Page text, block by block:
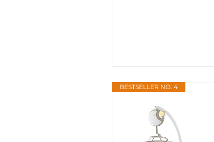
BESTSELLER NO. 4